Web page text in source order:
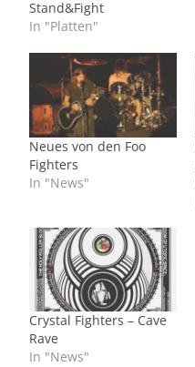
Stand&Fight
In "Platten"
Neues von den Foo
Fighters
In "News"
Crystal Fighters – Cave
Rave
In "News"